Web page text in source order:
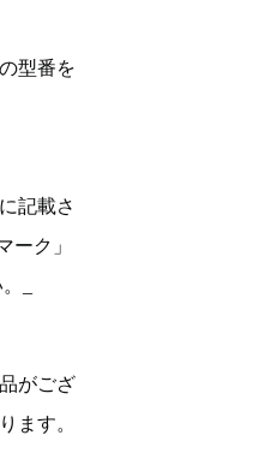
型番を
記載さ
ーク」
_
がござ
ます。